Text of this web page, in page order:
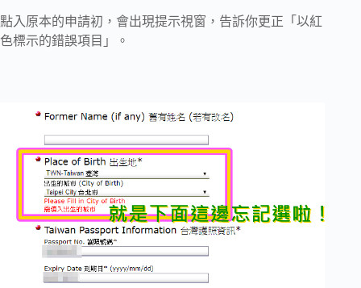
點入原本的申請初，會出現提示視窗，告訴你更正「以紅
色標示的錯誤項目」。